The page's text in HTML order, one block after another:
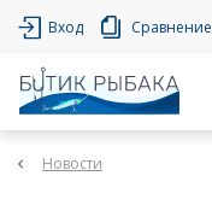
Вход Сравнение
Новости